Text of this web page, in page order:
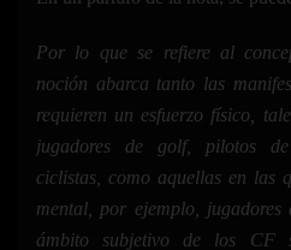
Por lo que se refiere al
noción abarca tanto las
requieren un esfuerzo físico,
jugadores de golf, pilotos
ciclistas, como aquellas en las
mental, por ejemplo, jugadores
ámbito subjetivo de los CF